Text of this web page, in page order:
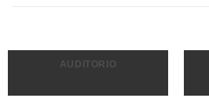
AUDITORIO